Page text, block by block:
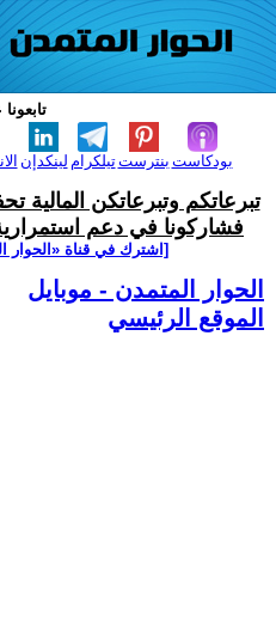
لينكدإن تيلكرامبنترست بودكاست
تبرعاتكم وتبرعاتكن المالية
فشاركونا في دعم
[اشترك في قناة ‫«الحوار
الحوار المتمدن - موبايل
الموقع الرئيسي